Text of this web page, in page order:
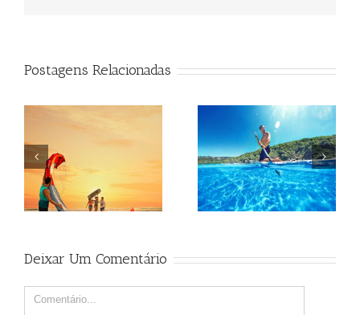
Postagens Relacionadas
Beagle Beagle
Deixar Um Comentário
Comment